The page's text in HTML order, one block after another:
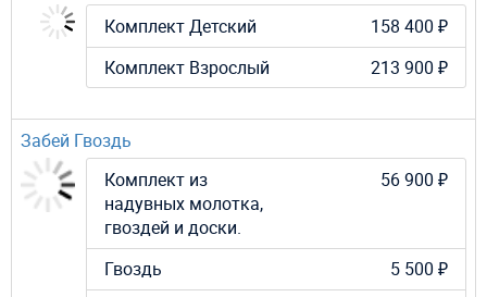
Комплект Детский
158 400 ₽
Комплект Взрослый
213 900 ₽
Забей Гвоздь
Комплект из
надувных молотка,
гвоздей и доски.
56 900 ₽
Гвоздь
5 500 ₽